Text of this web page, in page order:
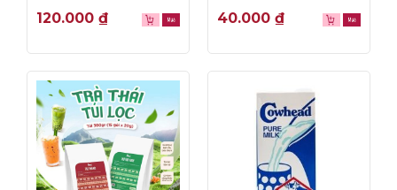
0
out
5
120.000 ₫
0
out
5
40.000 ₫